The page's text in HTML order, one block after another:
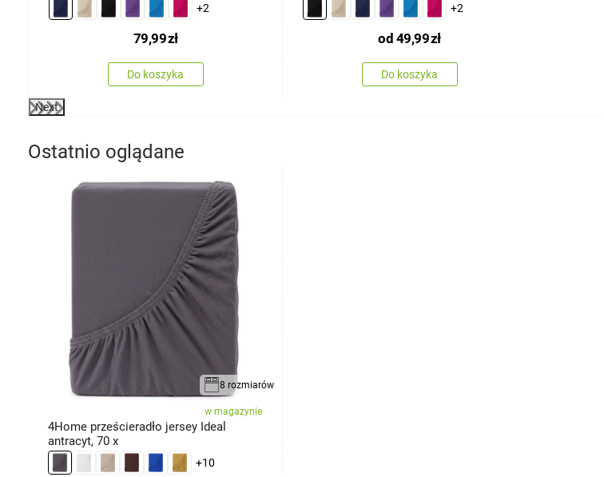
+2
79,99zł
Do koszyka
+2
od 49,99zł
Do koszyka
Next
Ostatnio oglądane
8 rozmiarów
w magazynie
4Home prześcieradło jersey Ideal
antracyt, 70 x
+10